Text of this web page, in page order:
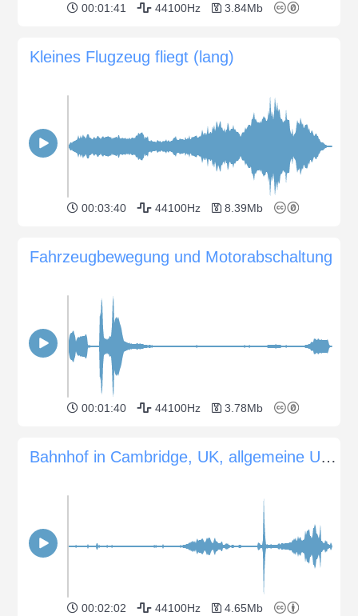
00:01:41 44100Hz 3.84Mb
Kleines Flugzeug fliegt (lang)
00:03:40 44100Hz 8.39Mb
Fahrzeugbewegung und Motorabschaltung
00:01:40 44100Hz 3.78Mb
Bahnhof in Cambridge, UK, allgemeine Umgebung
00:02:02 44100Hz 4.65Mb